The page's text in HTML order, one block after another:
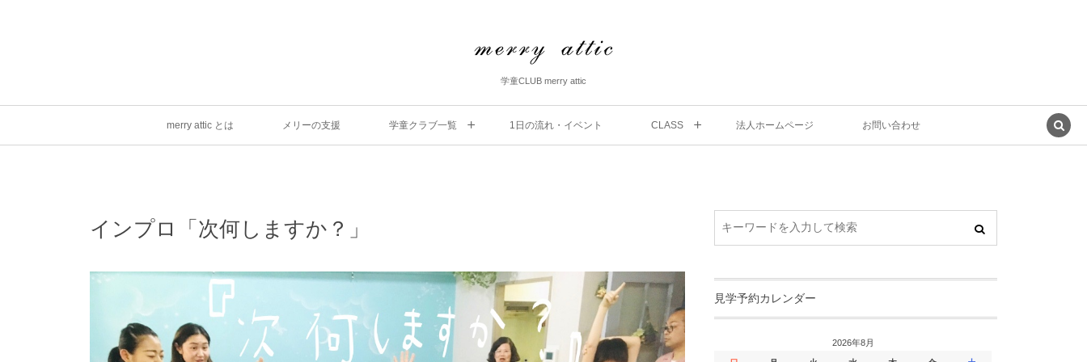
学童CLUB merry attic
merry attic とは メリーの支援 学童クラブ一覧 1⽇の流れ・イベント CLASS 法人ホームページ お問い合わせ
インプロ「次何しますか？」
見学予約カレンダー
2026年8月